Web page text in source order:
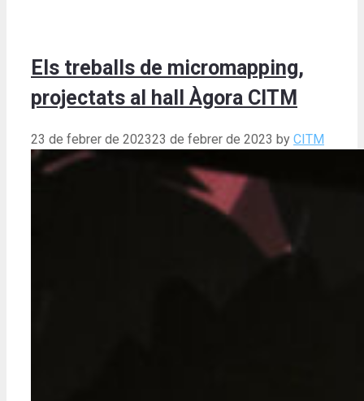
Els treballs de micromapping,
projectats al hall Àgora CITM
23 de febrer de 202323 de febrer de 2023 by CITM